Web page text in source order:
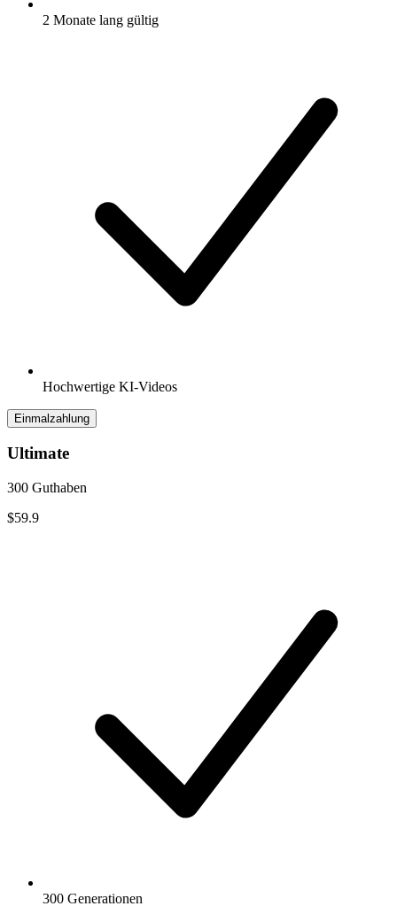
2 Monate lang gültig
Hochwertige KI-Videos
Einmalzahlung
Ultimate
300 Guthaben
$59.9
300 Generationen